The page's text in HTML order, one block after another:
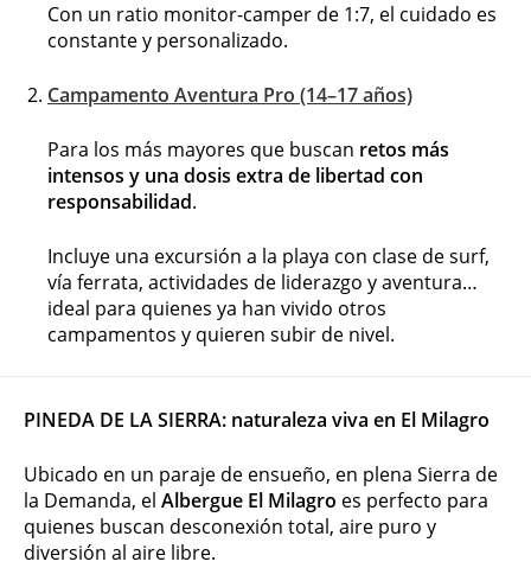
Con un ratio monitor-camper de 1:7, el cuidado es
constante y personalizado.
Campamento Aventura Pro (14–17 años)
Para los más mayores que buscan retos más
intensos y una dosis extra de libertad con
responsabilidad.
Incluye una excursión a la playa con clase de surf,
vía ferrata, actividades de liderazgo y aventura…
ideal para quienes ya han vivido otros
campamentos y quieren subir de nivel.
PINEDA DE LA SIERRA: naturaleza viva en El Milagro
Ubicado en un paraje de ensueño, en plena Sierra de
la Demanda, el Albergue El Milagro es perfecto para
quienes buscan desconexión total, aire puro y
diversión al aire libre.